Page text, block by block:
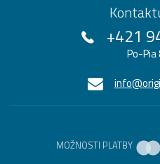
+421
Po-Pia
MOŽNOSTI PLATBY